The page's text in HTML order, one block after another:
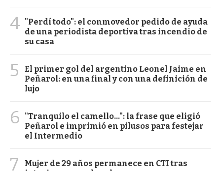
4 "Perdí todo": el conmovedor pedido de ayuda
de una periodista deportiva tras incendio de
su casa
5
El primer gol del argentino Leonel Jaime en
Peñarol: en una final y con una definición de
lujo
6
"Tranquilo el camello...": la frase que eligió
Peñarol e imprimió en pilusos para festejar
el Intermedio
7
Mujer de 29 años permanece en CTI tras